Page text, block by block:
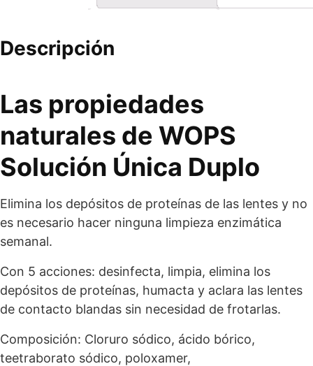
Descripción
Las propiedades
naturales de WOPS
Solución Única Duplo
Elimina los depósitos de proteínas de las lentes y no
es necesario hacer ninguna limpieza enzimática
semanal.
Con 5 acciones: desinfecta, limpia, elimina los
depósitos de proteínas, humacta y aclara las lentes
de contacto blandas sin necesidad de frotarlas.
Composición: Cloruro sódico, ácido bórico,
teetraborato sódico, poloxamer,